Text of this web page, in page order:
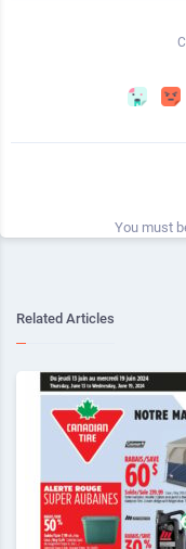
You must
Related Articles